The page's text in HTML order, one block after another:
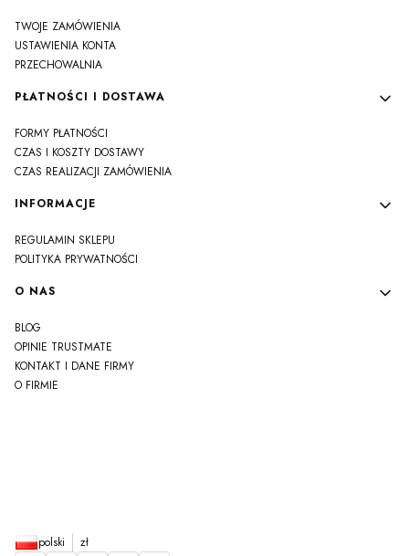
TWOJE ZAMÓWIENIA
USTAWIENIA KONTA
PRZECHOWALNIA
PŁATNOŚCI I DOSTAWA
FORMY PŁATNOŚCI
CZAS I KOSZTY DOSTAWY
CZAS REALIZACJI ZAMÓWIENIA
INFORMACJE
REGULAMIN SKLEPU
POLITYKA PRYWATNOŚCI
O NAS
BLOG
OPINIE TRUSTMATE
KONTAKT I DANE FIRMY
O FIRMIE
polski zł